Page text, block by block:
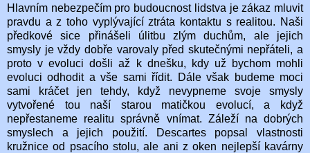
Hlavním nebezpečím pro budoucnost lidstva je zákaz mluvit
pravdu a z toho vyplývající ztráta kontaktu s realitou. Naši
předkové sice přinášeli úlitbu zlým duchům, ale jejich
smysly je vždy dobře varovaly před skutečnými nepřáteli, a
proto v evoluci došli až k dnešku, kdy už bychom mohli
evoluci odhodit a vše sami řídit. Dále však budeme moci
sami kráčet jen tehdy, když nevypneme svoje smysly
vytvořené tou naší starou matičkou evolucí, a když
nepřestaneme realitu správně vnímat. Záleží na dobrých
smyslech a jejich použití. Descartes popsal vlastnosti
kružnice od psacího stolu, ale ani z oken nejlepší kavárny